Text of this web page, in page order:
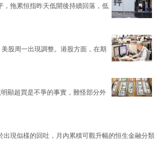
，拖累恒指昨天低開後持續回落，低
股周一出現調整。港股方面，在期
顯超買是不爭的事實，難怪部分外
現似樣的回吐，月內累積可觀升幅的恒生金融分類